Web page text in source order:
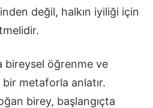
değil, halkın iyiliği için
bireysel öğrenme ve
metaforla anlatır.
birey, başlangıçta